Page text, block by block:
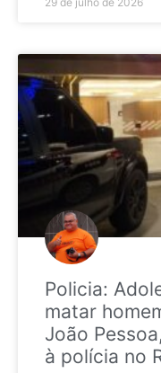
Policia:
matar
João
à polícia no